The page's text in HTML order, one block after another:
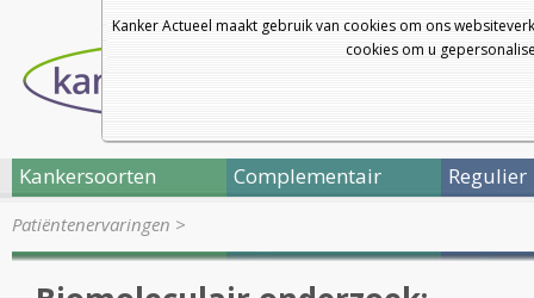
Kanker Actueel maakt gebruik van cookies om ons
cookies om u
Kankersoorten Complementair Regulier
Patiëntenervaringen >